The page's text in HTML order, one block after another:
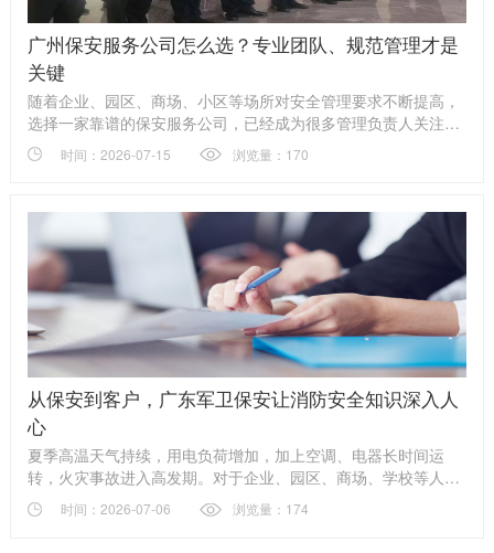
广州保安服务公司怎么选？专业团队、规范管理才是
关键
随着企业、园区、商场、小区等场所对安全管理要求不断提高，
选择一家靠谱的保安服务公司，已经成为很多管理负责人关注的
问题。 保安服务看似简单，实际上涉及人员素质、应急能力、管
理体系、服务标准等多个方面。一支专业的安保团队，不仅要做
速响应，为客户提供稳定可靠的安全保障。
时间：2026-07-15 浏览量：170
从保安到客户，广东军卫保安让消防安全知识深入人
心
夏季高温天气持续，用电负荷增加，加上空调、电器长时间运
转，火灾事故进入高发期。对于企业、园区、商场、学校等人员
密集场所来说，消防安全不仅是一项管理工作，更是一道守护生
命财产安全的重要防线。
时间：2026-07-06 浏览量：174